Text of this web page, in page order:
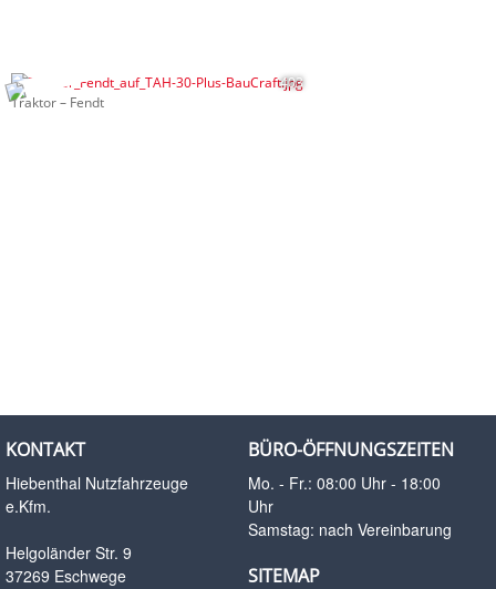
403
Traktor – Fendt
KONTAKT
Hiebenthal Nutzfahrzeuge
e.Kfm.
Helgoländer Str. 9
37269 Eschwege
BÜRO-ÖFFNUNGSZEITEN
Mo. - Fr.: 08:00 Uhr - 18:00
Uhr
Samstag: nach Vereinbarung
SITEMAP